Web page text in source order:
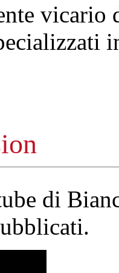
vicario
di